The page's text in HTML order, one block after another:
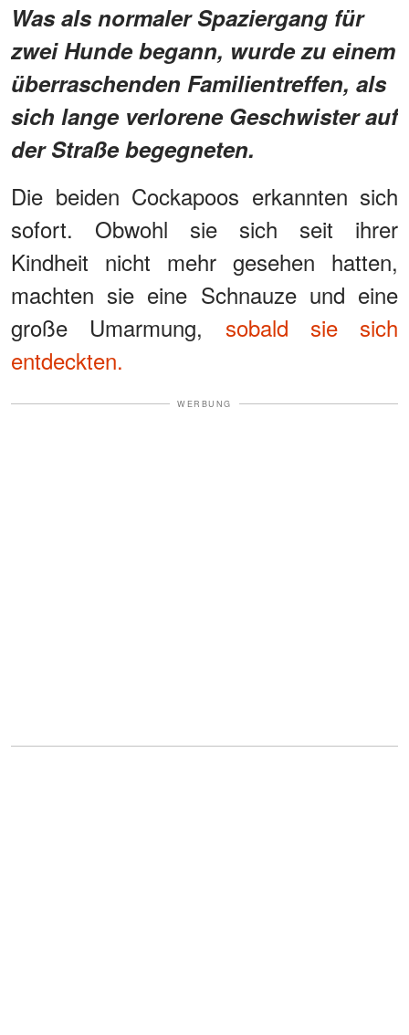
Was als normaler Spaziergang für
zwei Hunde begann, wurde zu einem
überraschenden Familientreffen, als
sich lange verlorene Geschwister auf
der Straße begegneten.
Die beiden Cockapoos erkannten sich
sofort. Obwohl sie sich seit ihrer
Kindheit nicht mehr gesehen hatten,
machten sie eine Schnauze und eine
große Umarmung, sobald sie sich
entdeckten.
WERBUNG